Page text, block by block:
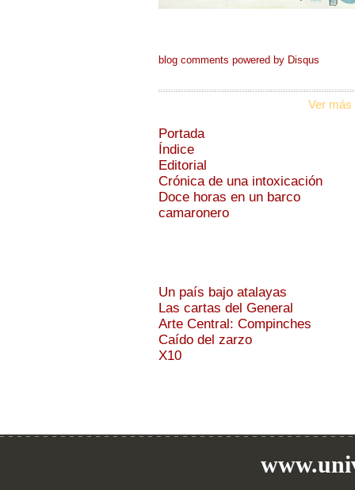
blog comments powered by Disqus
Ver más
Portada
Índice
Editorial
Crónica de una intoxicación
Doce horas en un barco
camaronero
Un país bajo atalayas
Las cartas del General
Arte Central: Compinches
Caído del zarzo
X10